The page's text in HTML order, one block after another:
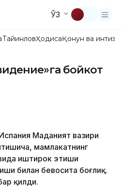
ЎЗ
ТайинловҲодисаҚонун ва
бойкот
Маданият вазири
мамлакатнинг
иштирок этиши
билан бевосита боғлиқ.
қилди.